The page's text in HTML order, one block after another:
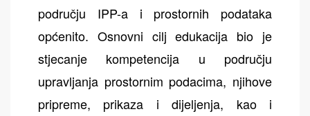
području IPP-a i prostornih podataka
općenito. Osnovni cilj edukacija bio je
stjecanje kompetencija u području
upravljanja prostornim podacima, njihove
pripreme, prikaza i dijeljenja, kao i